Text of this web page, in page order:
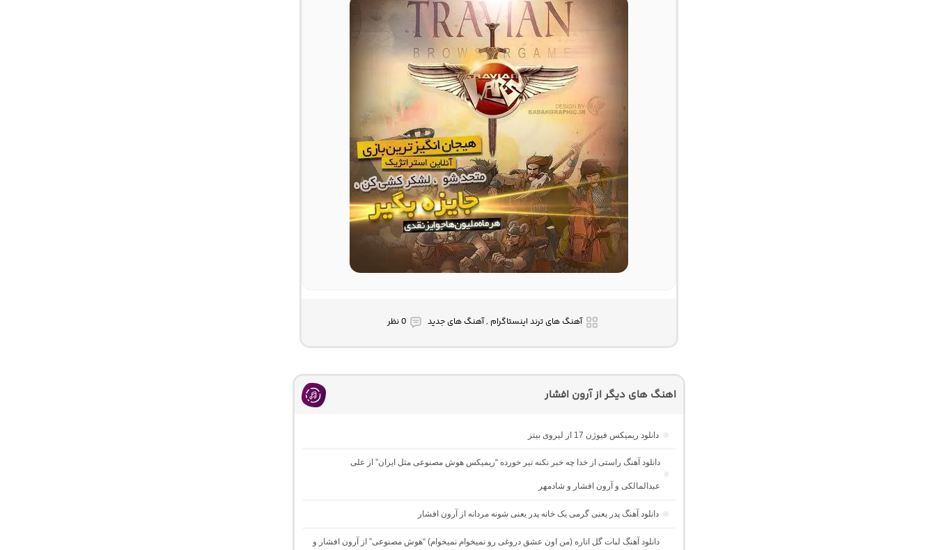
آهنگ های ترند اینستاگرام , آهنگ های جدید 0 نظر
اهنگ های دیگر از آرون افشار
دانلود ریمیکس فیوژن 17 از لیروی بیتز
دانلود آهنگ راستی از خدا چه خبر نکنه تیر خورده “ریمیکس هوش مصنوعی مثل ایران” از علی
عبدالمالکی و آرون افشار و شادمهر
دانلود آهنگ پدر یعنی گرمی یک خانه پدر یعنی شونه مردانه از آرون افشار
دانلود آهنگ لبات گل اناره (من اون عشق دروغی رو نمیخوام نمیخوام) “هوش مصنوعی” از آرون افشار و